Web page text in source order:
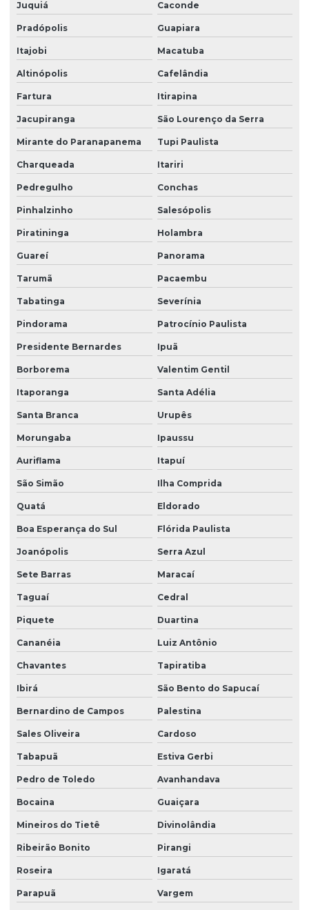
Terceirizada de limpeza
Torre de monitoramento
Trabalho em altura limpeza de fachada
Trabalho em altura limpeza de vidros
Zelador terceirizado
Zeladoria condominial
Zeladoria de condomínios
Zeladoria e limpeza
Juquiá Caconde
Pradópolis Guapiara
Itajobi Macatuba
Altinópolis Cafelândia
Fartura Itirapina
Jacupiranga São Lourenço da Serra
Mirante do Paranapanema Tupi Paulista
Charqueada Itariri
Pedregulho Conchas
Pinhalzinho Salesópolis
Piratininga Holambra
Guareí Panorama
Tarumã Pacaembu
Tabatinga Severínia
Pindorama Patrocínio Paulista
Presidente Bernardes Ipuã
Borborema Valentim Gentil
Itaporanga Santa Adélia
Santa Branca Urupês
Morungaba Ipaussu
Auriflama Itapuí
São Simão Ilha Comprida
Quatá Eldorado
Boa Esperança do Sul Flórida Paulista
Joanópolis Serra Azul
Sete Barras Maracaí
Taguaí Cedral
Piquete Duartina
Cananéia Luiz Antônio
Chavantes Tapiratiba
Ibirá São Bento do Sapucaí
Bernardino de Campos Palestina
Sales Oliveira Cardoso
Tabapuã Estiva Gerbi
Pedro de Toledo Avanhandava
Bocaina Guaiçara
Mineiros do Tietê Divinolândia
Ribeirão Bonito Pirangi
Roseira Igaratá
Parapuã Vargem